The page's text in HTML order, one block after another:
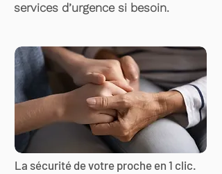
services d’urgence si besoin.
La sécurité de votre proche en 1 clic.